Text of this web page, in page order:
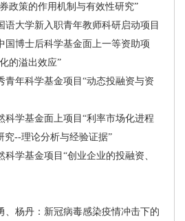
政策的作用机制与有效性研究”
语大学新入职青年教师科研启动项目
国博士后科学基金面上一等资助项
的溢出效应”
青年科学基金项目“动态投融资与资
科学基金面上项目“利率市场化进程
究--理论分析与经验证据”
科学基金项目“创业企业的投融资、
、杨丹：新冠病毒感染疫情冲击下的